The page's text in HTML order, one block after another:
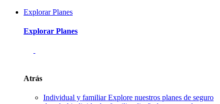
Explorar Planes
Explorar Planes
Atrás
Individual y familiar Explore nuestros planes de seguro